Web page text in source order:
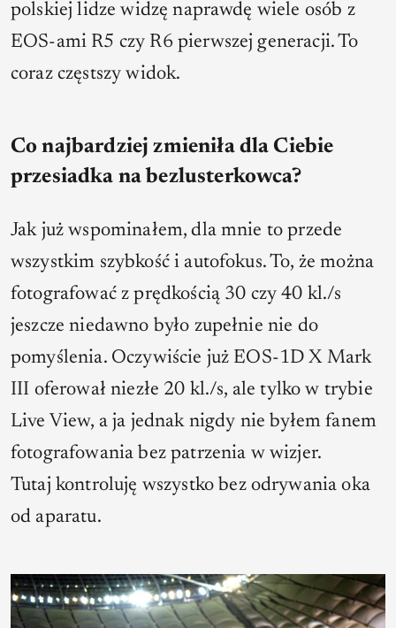
polskiej lidze widzę naprawdę wiele osób z
EOS-ami R5 czy R6 pierwszej generacji. To
coraz częstszy widok.
Co najbardziej zmieniła dla Ciebie
przesiadka na bezlusterkowca?
Jak już wspominałem, dla mnie to przede
wszystkim szybkość i autofokus. To, że można
fotografować z prędkością 30 czy 40 kl./s
jeszcze niedawno było zupełnie nie do
pomyślenia. Oczywiście już EOS-1D X Mark
III oferował niezłe 20 kl./s, ale tylko w trybie
Live View, a ja jednak nigdy nie byłem fanem
fotografowania bez patrzenia w wizjer.
Tutaj kontroluję wszystko bez odrywania oka
od aparatu.